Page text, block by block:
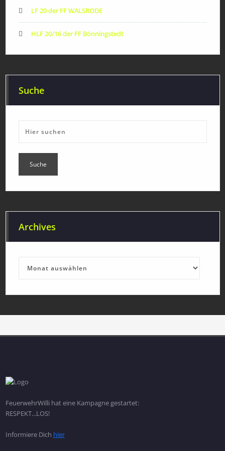
LF 20 der FF WALSRODE
HLF 20/16 der FF Bönningstedt
Suche
Archives
FeuerwehrWilli hat eine Kampagne gestartet:
RESPEKT...LOS!
Informiere Dich hier